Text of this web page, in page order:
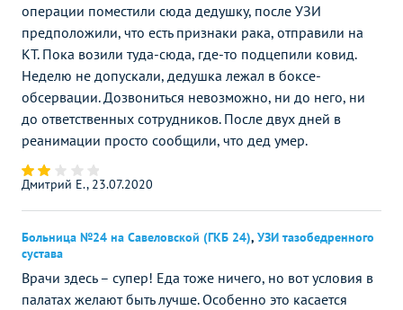
операции поместили сюда дедушку, после УЗИ
предположили, что есть признаки рака, отправили на
КТ. Пока возили туда-сюда, где-то подцепили ковид.
Неделю не допускали, дедушка лежал в боксе-
обсервации. Дозвониться невозможно, ни до него, ни
до ответственных сотрудников. После двух дней в
реанимации просто сообщили, что дед умер.
Дмитрий Е., 23.07.2020
Больница №24 на Савеловской (ГКБ 24), УЗИ тазобедренного
сустава
Врачи здесь – супер! Еда тоже ничего, но вот условия в
палатах желают быть лучше. Особенно это касается